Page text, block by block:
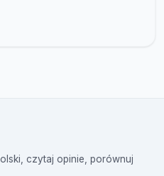
czytaj opinie, porównuj